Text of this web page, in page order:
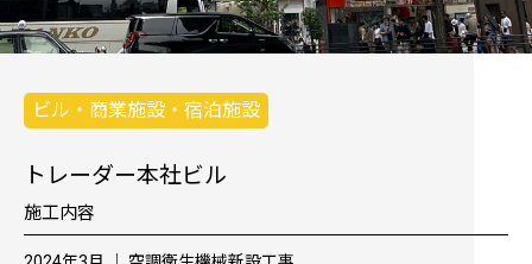
ビル・商業施設・宿泊施設
トレーダー本社ビル
施工内容